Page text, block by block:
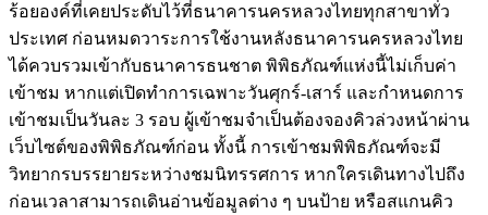
ร้อยองค์ที่เคยประดับไว้ที่ธนาคารนครหลวงไทยทุกสาขาทั่ว
ประเทศ ก่อนหมดวาระการใช้งานหลังธนาคารนครหลวงไทย
ได้ควบรวมเข้ากับธนาคารธนชาต พิพิธภัณฑ์แห่งนี้ไม่เก็บค่า
เข้าชม หากแต่เปิดทำการเฉพาะวันศุกร์-เสาร์ และกำหนดการ
เข้าชมเป็นวันละ 3 รอบ ผู้เข้าชมจำเป็นต้องจองคิวล่วงหน้าผ่าน
เว็บไซต์ของพิพิธภัณฑ์ก่อน ทั้งนี้ การเข้าชมพิพิธภัณฑ์จะมี
วิทยากรบรรยายระหว่างชมนิทรรศการ หากใครเดินทางไปถึง
ก่อนเวลาสามารถเดินอ่านข้อมูลต่าง ๆ บนป้าย หรือสแกนคิว